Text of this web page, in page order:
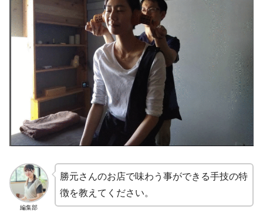
編集部
勝元さんのお店で味わう事ができる手技の特
徴を教えてください。